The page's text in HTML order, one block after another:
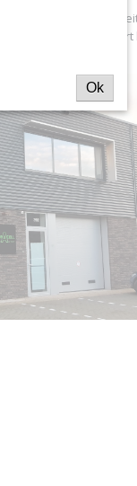
maar ook
en 5 jaar voor de
Ok